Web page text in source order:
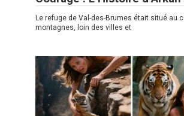
Le refuge de Val-des-Brumes était situé au
montagnes, loin des villes et